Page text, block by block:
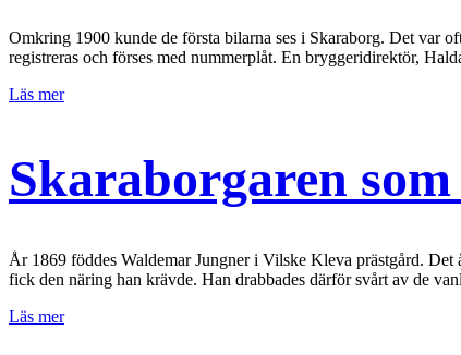
Omkring 1900 kunde de första bilarna ses i Skaraborg. Det var
registreras och förses med nummerplåt. En bryggeridirektör,
Läs mer
Skaraborgaren
År 1869 föddes Waldemar Jungner i Vilske Kleva prästgård. Det
fick den näring han krävde. Han drabbades därför svårt av de
Läs mer